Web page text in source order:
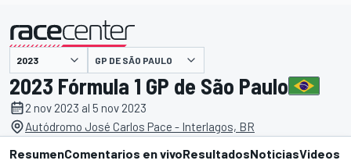
presentado por GP DE SÃO PAULO
2023 Fórmula 1 GP de São Paulo
2 nov 2023 al 5 nov 2023
Autódromo José Carlos Pace - Interlagos, BR
ResumenComentarios en vivoResultadosNoticiasVideos